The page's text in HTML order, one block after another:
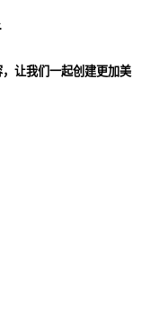
让我们一起创建更加美